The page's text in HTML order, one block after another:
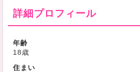
詳細プロフィール
年齢
18歳
住まい